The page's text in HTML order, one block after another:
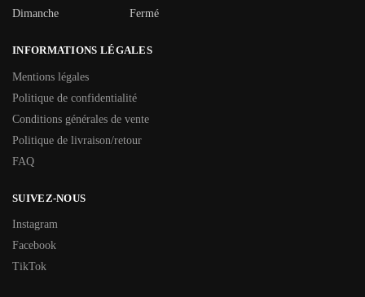
Dimanche
Fermé
INFORMATIONS LÉGALES
Mentions légales
Politique de confidentialité
Conditions générales de vente
Politique de livraison/retour
FAQ
SUIVEZ-NOUS
Instagram
Facebook
TikTok